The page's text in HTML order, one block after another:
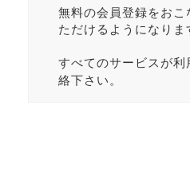
無料の会員登録をお
ただけるようになりま
すべてのサービスが
絡下さい。